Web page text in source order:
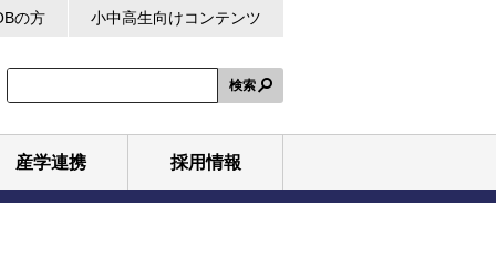
の方 小中高生向けコンテンツ
検索
産学連携 採用情報